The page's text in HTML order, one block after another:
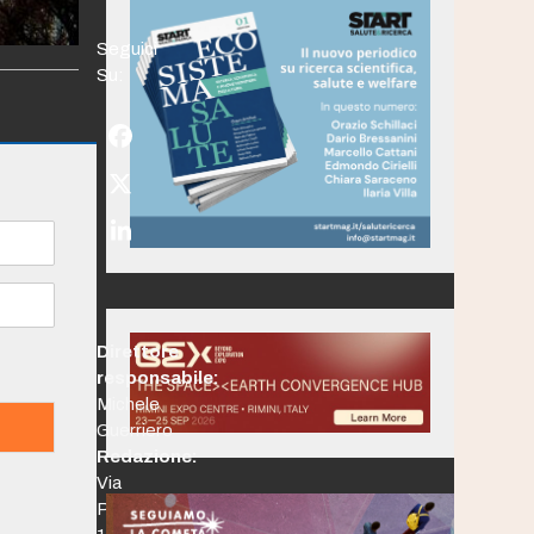
Seguici
Su:
Facebook
Twitter
(deprecated)
LinkedIn
Direttore
responsabile:
Michele
Guerriero
Redazione:
Via
Po,